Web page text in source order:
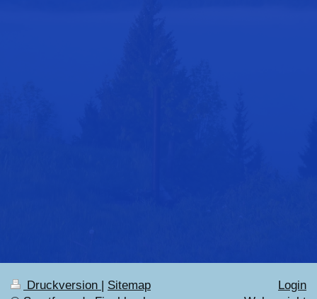
Druckversion | Sitemap
Login